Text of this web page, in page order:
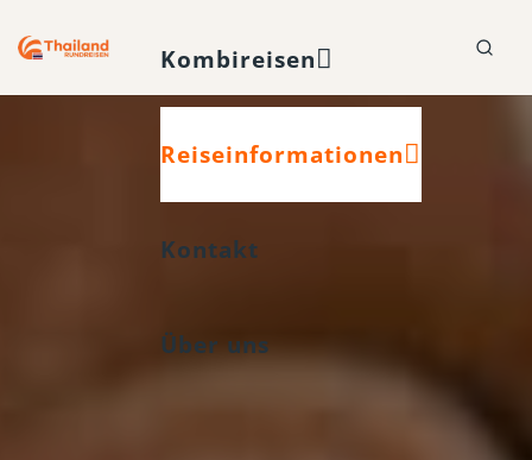
Kombireisen
Reiseinformationen
Kontakt
Über uns